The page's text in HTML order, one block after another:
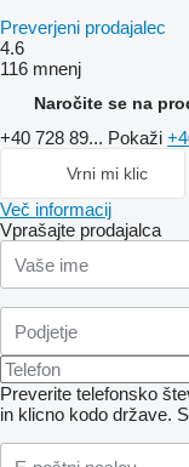
Preverjeni prodajalec
4.6
116 mnenj
Naročite se na
+40 728 89... Pokaži
Vrni mi klic
Več informacij
Vprašajte prodajalca
Preverite telefonsko
in klicno kodo države.